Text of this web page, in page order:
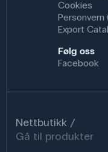
Cookies
Personvern
Export
Følg oss
Facebook
Nettbutikk
Gå til produkter